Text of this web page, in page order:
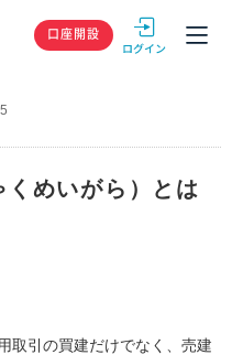
GMOクリック
口座開設
めいがら）とは
取引の買建だけでなく、売建